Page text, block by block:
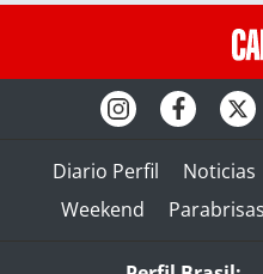
Diario Perfil Noticias
Weekend
Parabrisas